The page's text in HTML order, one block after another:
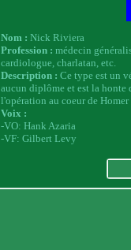
Nom : Nick Riviera
Profession : médecin
cardiologue, charlatan, etc.
Description : Ce type est un
aucun diplôme et est la honte
l'opération au coeur de
Voix :
-VO: Hank Azaria
-VF: Gilbert Levy